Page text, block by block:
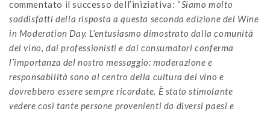
commentato il successo dell’iniziativa: “Siamo molto
soddisfatti della risposta a questa seconda edizione del Wine
in Moderation Day. L’entusiasmo dimostrato dalla comunità
del vino, dai professionisti e dai consumatori conferma
l’importanza del nostro messaggio: moderazione e
responsabilità sono al centro della cultura del vino e
dovrebbero essere sempre ricordate. È stato stimolante
vedere così tante persone provenienti da diversi paesi e